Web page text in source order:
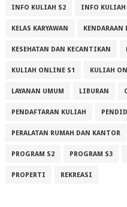
INFO KULIAH S2 INFO KULIAH
KELAS KARYAWAN KENDARAAN
KESEHATAN DAN KECANTIKAN
KULIAH ONLINE S1 KULIAH
LAYANAN UMUM LIBURAN
PENDAFTARAN KULIAH
PERALATAN RUMAH DAN KANTOR
PROGRAM S2 PROGRAM S3
PROPERTI REKREASI